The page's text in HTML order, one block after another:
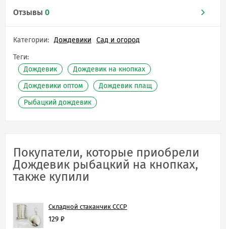
Отзывы 0
Категории: Дождевики
Сад и огород
Теги:
Дождевик
Дождевик на кнопках
Дождевики оптом
Дождевик плащ
Рыбацкий дождевик
Покупатели, которые приобрели
Дождевик рыбацкий на кнопках,
также купили
Складной стаканчик СССР
129 ₽